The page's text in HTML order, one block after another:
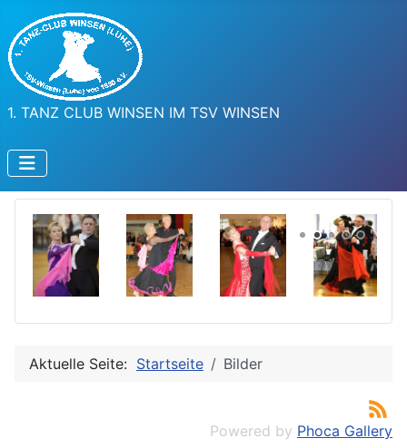
1. TANZ CLUB WINSEN IM TSV WINSEN
Aktuelle Seite: Startseite Bilder
Powered by Phoca Gallery